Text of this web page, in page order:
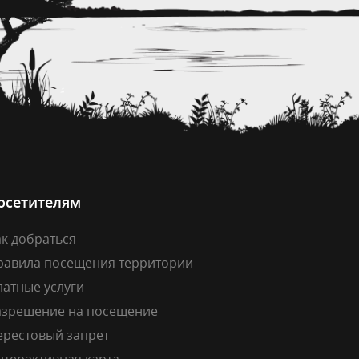
добраться
посещения территории
услуги
на посещение
запрет